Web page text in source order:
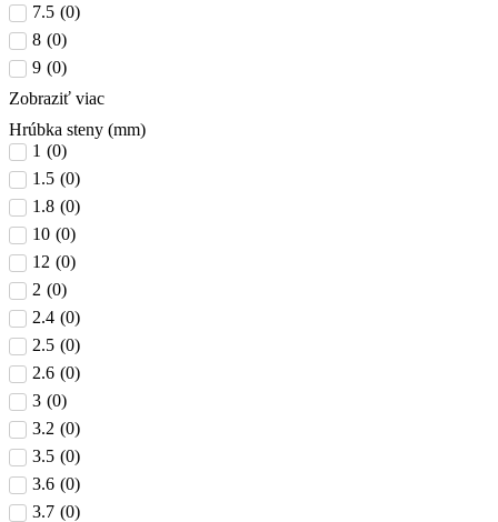
7.5 (0)
8 (0)
9 (0)
Zobraziť viac
Hrúbka steny (mm)
1 (0)
1.5 (0)
1.8 (0)
10 (0)
12 (0)
2 (0)
2.4 (0)
2.5 (0)
2.6 (0)
3 (0)
3.2 (0)
3.5 (0)
3.6 (0)
3.7 (0)